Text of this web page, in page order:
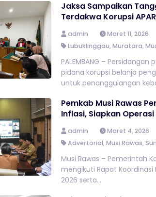
Jaksa Sampaikan
Terdakwa Korupsi
admin
Maret 11, 2026
Lubuklinggau, Muratara,
PALEMBANG –
pidana korupsi belanja
untuk penanggulangan
Pemkab Musi Rawas
Inflasi, Siapkan
admin
Maret 4, 2026
Advertorial, Musi Rawas,
Musi Rawas – Pemerintah
mengikuti Rapat
2026 serta...